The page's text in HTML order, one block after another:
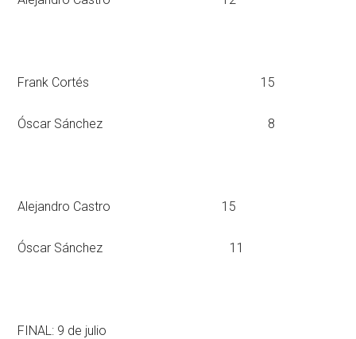
Frank Cortés 15
Óscar Sánchez 8
Alejandro Castro 15
Óscar Sánchez 11
FINAL: 9 de julio